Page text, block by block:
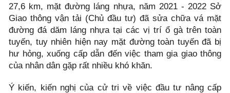
27,6 km, mặt đường láng nhựa, năm 2021 - 2022 Sở
Giao thông vận tải (Chủ đầu tư) đã sửa chữa vá mặt
đường đá dăm láng nhựa tại các vị trí ổ gà trên toàn
tuyến, tuy nhiên hiện nay mặt đường toàn tuyến đã bị
hư hỏng, xuống cấp dẫn đến việc tham gia giao thông
của nhân dân gặp rất nhiều khó khăn.
Ý kiến, kiến nghị của cử tri về việc đầu tư nâng cấp